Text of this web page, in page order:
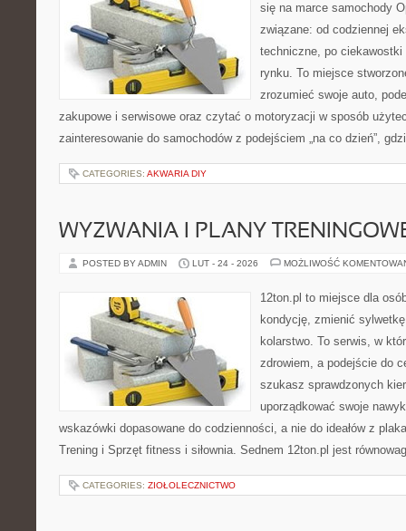
się na marce samochody
związane: od codziennej
techniczne, po
rynku. To miejsce
zrozumieć swoje auto,
zakupowe i serwisowe oraz czytać o motoryzacji w sposób
zainteresowanie do samochodów z podejściem „na co dzień”,
CATEGORIES: AKWARIA DIY
WYZWANIA I PLANY
POSTED BY ADMIN LUT - 24 - 2026 MOŻLIWOŚĆ
12ton.pl to miejsce dla
kondycję, zmienić
kolarstwo. To serwis, w
zdrowiem, a podejście do
szukasz sprawdzonych
uporządkować swoje
wskazówki dopasowane do codzienności, a nie do ideałów z
Trening i Sprzęt fitness i siłownia. Sednem 12ton.pl jest
CATEGORIES: ZIOŁOLECZNICTWO